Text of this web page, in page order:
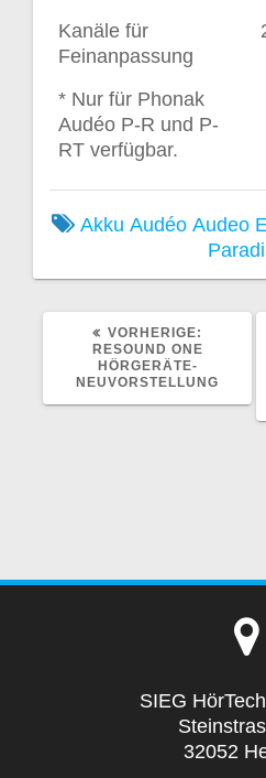
Kanäle für
Feinanpassung
* Nur für Phonak
Audéo P-R und P-
RT verfügbar.
Akku Audéo Audeo
VORHERIGE:
BEITRAG:
RESOUND ONE
HÖRGERÄTE-
NEUVORSTELLUNG
SIEG
32052